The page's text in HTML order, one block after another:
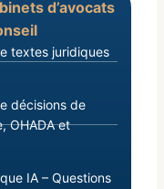
d’avocats
textes juridiques
décisions de
OHADA et
IA – Questions